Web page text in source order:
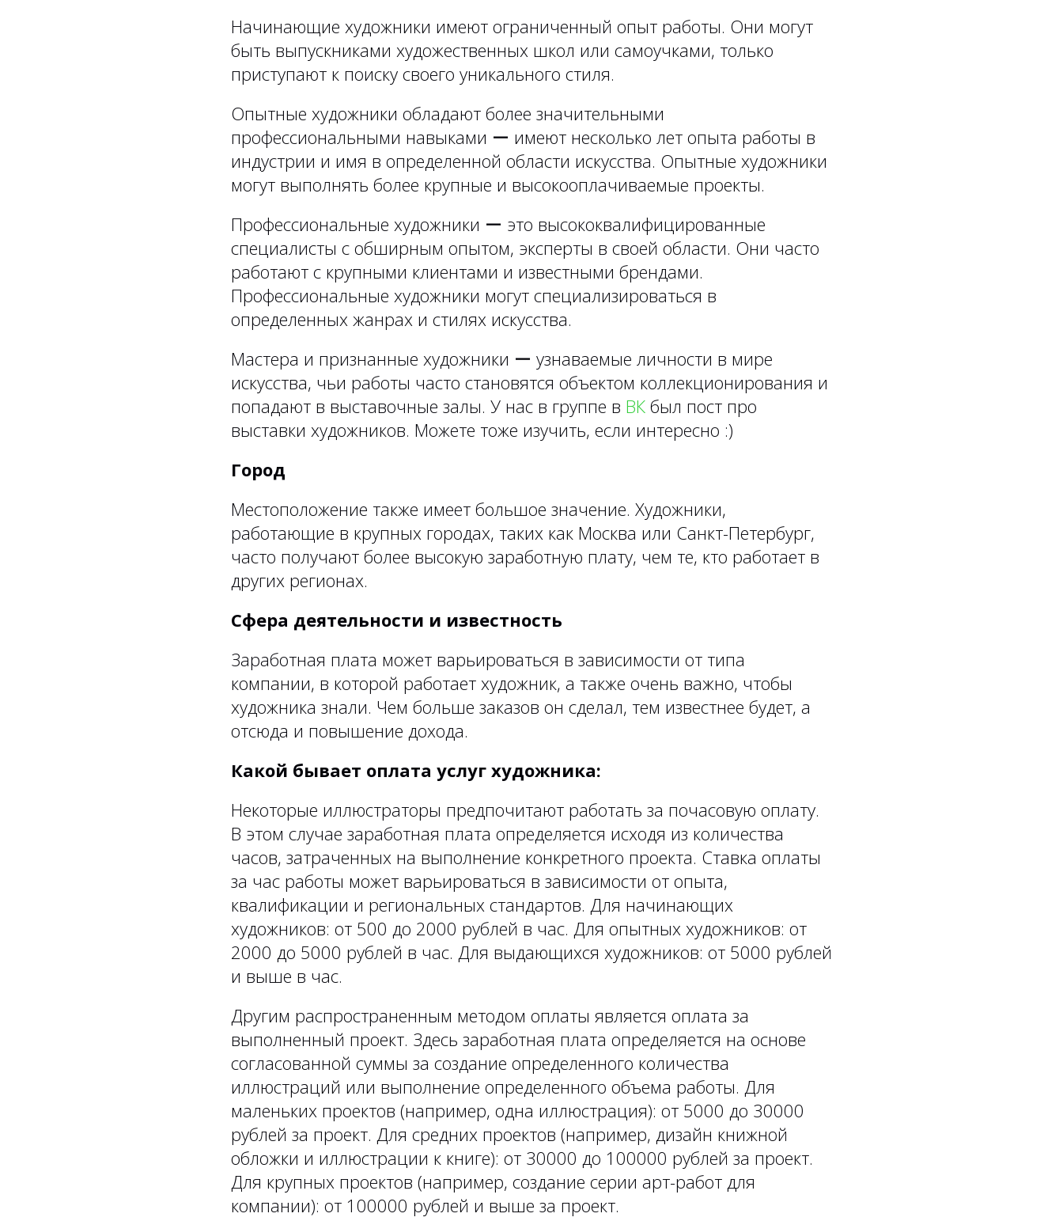
Начинающие художники имеют ограниченный опыт работы. Они могут
быть выпускниками художественных школ или самоучками, только
приступают к поиску своего уникального стиля.
Опытные художники обладают более значительными
профессиональными навыками ー имеют несколько лет опыта работы в
индустрии и имя в определенной области искусства. Опытные художники
могут выполнять более крупные и высокооплачиваемые проекты.
Профессиональные художники ー это высококвалифицированные
специалисты с обширным опытом, эксперты в своей области. Они часто
работают с крупными клиентами и известными брендами.
Профессиональные художники могут специализироваться в
определенных жанрах и стилях искусства.
Мастера и признанные художники ー узнаваемые личности в мире
искусства, чьи работы часто становятся объектом коллекционирования и
попадают в выставочные залы. У нас в группе в ВК был пост про
выставки художников. Можете тоже изучить, если интересно :)
Город
Местоположение также имеет большое значение. Художники,
работающие в крупных городах, таких как Москва или Санкт-Петербург,
часто получают более высокую заработную плату, чем те, кто работает в
других регионах.
Сфера деятельности и известность
Заработная плата может варьироваться в зависимости от типа
компании, в которой работает художник, а также очень важно, чтобы
художника знали. Чем больше заказов он сделал, тем известнее будет, а
отсюда и повышение дохода.
Какой бывает оплата услуг художника:
Некоторые иллюстраторы предпочитают работать за почасовую оплату.
В этом случае заработная плата определяется исходя из количества
часов, затраченных на выполнение конкретного проекта. Ставка оплаты
за час работы может варьироваться в зависимости от опыта,
квалификации и региональных стандартов. Для начинающих
художников: от 500 до 2000 рублей в час. Для опытных художников: от
2000 до 5000 рублей в час. Для выдающихся художников: от 5000 рублей
и выше в час.
Другим распространенным методом оплаты является оплата за
выполненный проект. Здесь заработная плата определяется на основе
согласованной суммы за создание определенного количества
иллюстраций или выполнение определенного объема работы. Для
маленьких проектов (например, одна иллюстрация): от 5000 до 30000
рублей за проект. Для средних проектов (например, дизайн книжной
обложки и иллюстрации к книге): от 30000 до 100000 рублей за проект.
Для крупных проектов (например, создание серии арт-работ для
компании): от 100000 рублей и выше за проект.